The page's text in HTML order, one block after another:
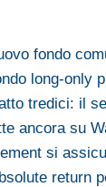
fondo
long-only
tredici: il
ancora su
si
return